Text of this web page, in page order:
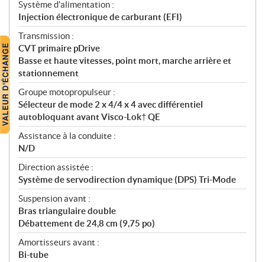
Système d'alimentation :
Injection électronique de carburant (EFI)
Transmission :
CVT primaire pDrive
Basse et haute vitesses, point mort, marche arrière et
stationnement
Groupe motopropulseur :
Sélecteur de mode 2 x 4/4 x 4 avec différentiel
autobloquant avant Visco-Lok† QE
Assistance à la conduite :
N/D
Direction assistée :
Système de servodirection dynamique (DPS) Tri-Mode
Suspension avant :
Bras triangulaire double
Débattement de 24,8 cm (9,75 po)
Amortisseurs avant :
Bi-tube